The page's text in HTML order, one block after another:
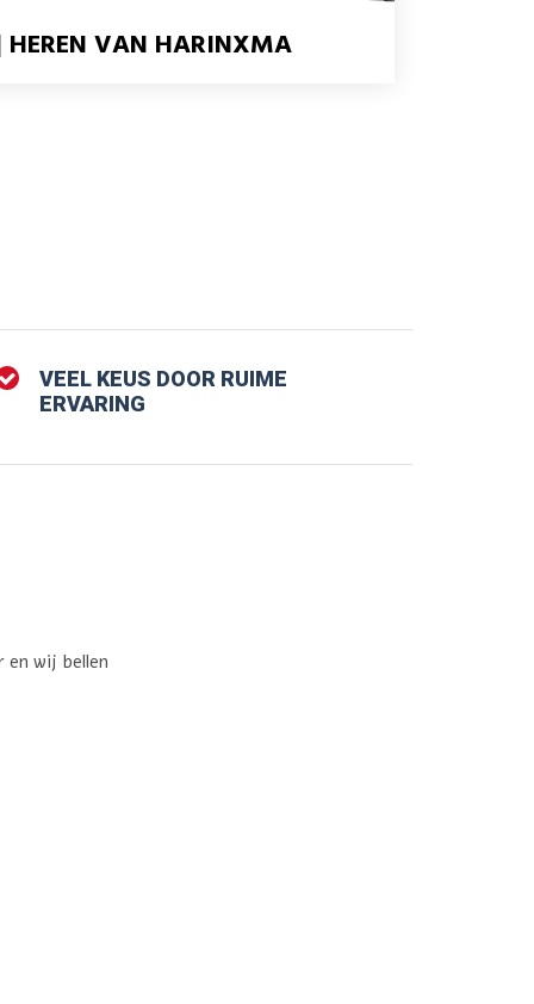
HEREN VAN HARINXMA
VEEL KEUS DOOR RUIME
ERVARING
en wij bellen